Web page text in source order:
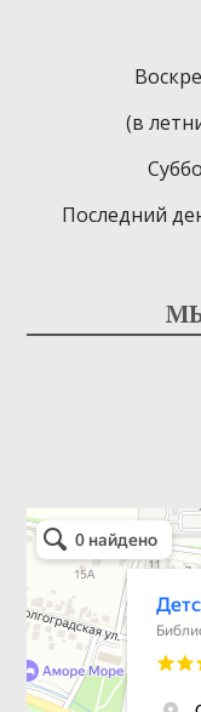
(в
Последний
Детская библиотека-
Библиотека в